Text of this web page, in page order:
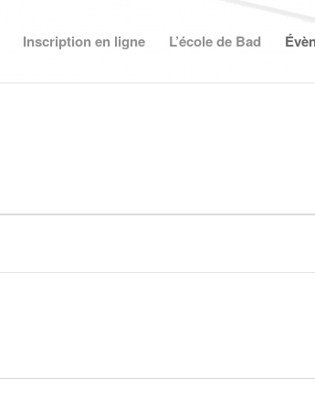
Inscription en ligne L’école de Bad